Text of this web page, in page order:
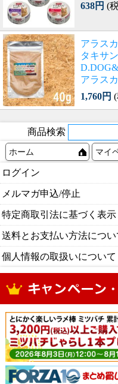
638円 (
アラス
タキサ
アラス
1,760円
商品検索
ホーム マイ
ログイン
メルマガ申込/停止
特定商取引法に基づく表示
送料とお支払い方法につい
個人情報の取扱いについて